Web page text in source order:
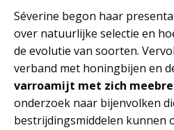
Séverine begon haar
over natuurlijke selectie en
de evolutie van soorten.
verband met honingbijen en
varroamijt met zich
onderzoek naar bijenvolken
bestrijdingsmiddelen kunnen